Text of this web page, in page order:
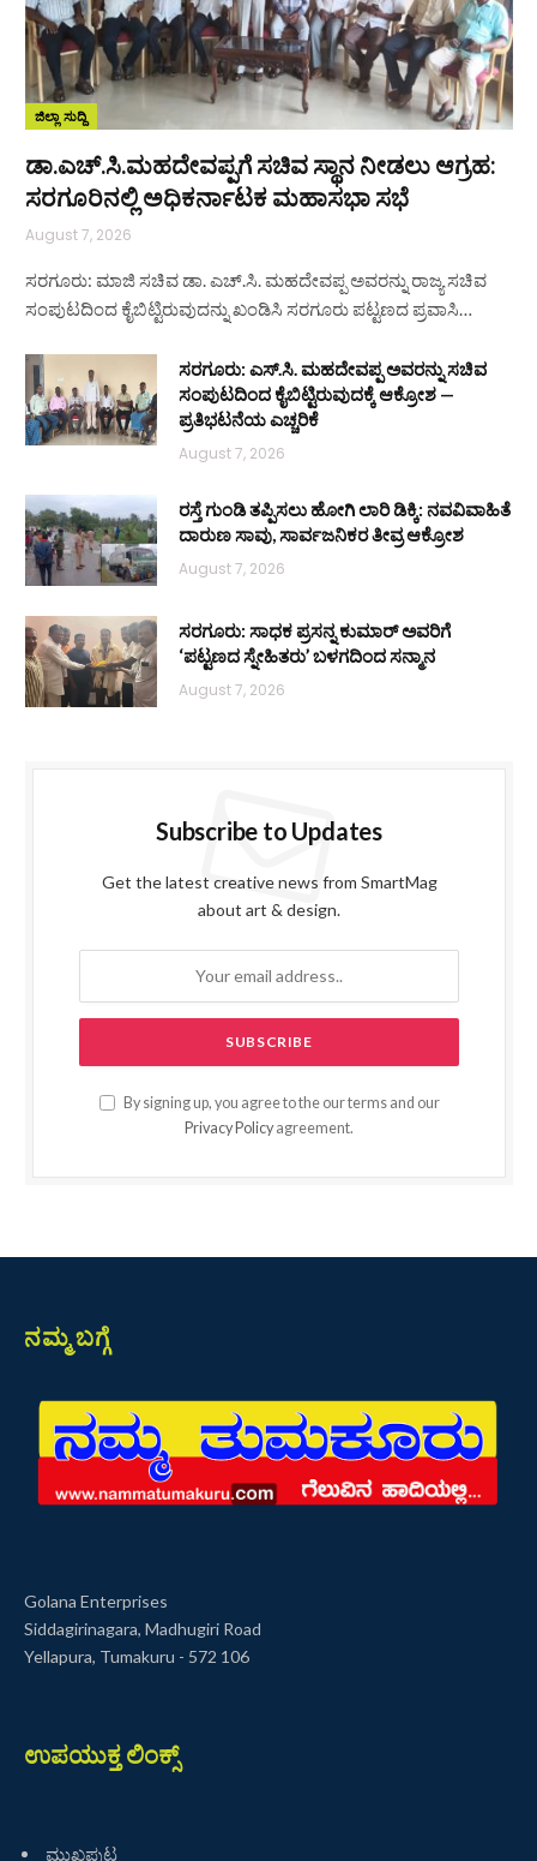
ಜಿಲ್ಲಾ ಸುದ್ದಿ
ಡಾ.ಎಚ್.ಸಿ.ಮಹದೇವಪ್ಪಗೆ ಸಚಿವ ಸ್ಥಾನ ನೀಡಲು ಆಗ್ರಹ:
ಸರಗೂರಿನಲ್ಲಿ ಅಧಿಕರ್ನಾಟಕ ಮಹಾಸಭಾ ಸಭೆ
August 7, 2026
ಸರಗೂರು: ಮಾಜಿ ಸಚಿವ ಡಾ. ಎಚ್.ಸಿ. ಮಹದೇವಪ್ಪ ಅವರನ್ನು ರಾಜ್ಯ ಸಚಿವ
ಸಂಪುಟದಿಂದ ಕೈಬಿಟ್ಟಿರುವುದನ್ನು ಖಂಡಿಸಿ ಸರಗೂರು ಪಟ್ಟಣದ ಪ್ರವಾಸಿ…
ಸರಗೂರು: ಎಸ್.ಸಿ. ಮಹದೇವಪ್ಪ ಅವರನ್ನು ಸಚಿವ
ಸಂಪುಟದಿಂದ ಕೈಬಿಟ್ಟಿರುವುದಕ್ಕೆ ಆಕ್ರೋಶ —
ಪ್ರತಿಭಟನೆಯ ಎಚ್ಚರಿಕೆ
August 7, 2026
ರಸ್ತೆ ಗುಂಡಿ ತಪ್ಪಿಸಲು ಹೋಗಿ ಲಾರಿ ಡಿಕ್ಕಿ: ನವವಿವಾಹಿತೆ
ದಾರುಣ ಸಾವು, ಸಾರ್ವಜನಿಕರ ತೀವ್ರ ಆಕ್ರೋಶ
August 7, 2026
ಸರಗೂರು: ಸಾಧಕ ಪ್ರಸನ್ನ ಕುಮಾರ್ ಅವರಿಗೆ
‘ಪಟ್ಟಣದ ಸ್ನೇಹಿತರು’ ಬಳಗದಿಂದ ಸನ್ಮಾನ
August 7, 2026
Subscribe to Updates
Get the latest creative news from SmartMag
about art & design.
By signing up, you agree to the our terms and our
Privacy Policy agreement.
ನಮ್ಮ ಬಗ್ಗೆ
Golana Enterprises
Siddagirinagara, Madhugiri Road
Yellapura, Tumakuru - 572 106
ಉಪಯುಕ್ತ ಲಿಂಕ್ಸ್
ಮುಖಪುಟ